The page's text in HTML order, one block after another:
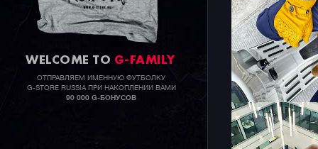
WELCOME TO G-FAMILY
ОТПРАВЛЯЕМ ИМЕННУЮ ФУТБОЛКУ
G-STORE RUSSIA ПРИ НАКОПЛЕНИИ ВАМИ
90 000 G-БОНУСОВ